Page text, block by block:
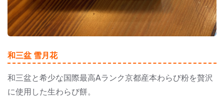
和三盆 雪月花
和三盆と希少な国際最高Aランク京都産本わらび粉を贅沢
に使用した生わらび餅。